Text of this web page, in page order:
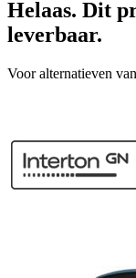
Helaas. Dit
leverbaar.
Voor alternatieven